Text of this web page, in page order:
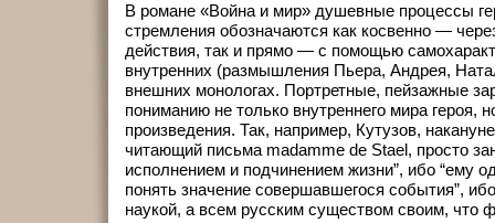
В романе «Война и мир» душевные процессы
стремления обозначаются как косвенно —
действия, так и прямо — с помощью
внутренних (размышления Пьера, Андрея,
внешних монологах. Портретные, пейзажные
пониманию не только внутреннего мира героя,
произведения. Так, например, Кутузов,
читающий письма madamme de Stael, просто
исполнением и подчинением жизни”, ибо “ему
понять значение совершавшегося события”,
наукой, а всем русским существом своим, что